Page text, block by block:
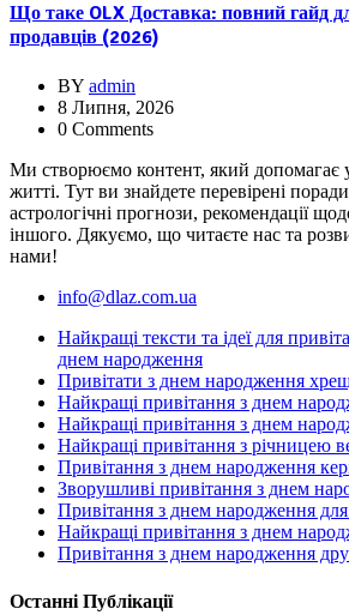
Що таке OLX Доставка: повний гайд
продавців (2026)
BY admin
8 Липня, 2026
0 Comments
Ми створюємо контент, який допомагає
житті. Тут ви знайдете перевірені
астрологічні прогнози, рекомендації
іншого. Дякуємо, що читаєте нас та
нами!
info@dlaz.com.ua
Найкращі тексти та ідеї для
днем народження
Привітати з днем народження
Найкращі привітання з днем
Найкращі привітання з днем
Найкращі привітання з річницею
Привітання з днем народження
Зворушливі привітання з днем
Привітання з днем народження для
Найкращі привітання з днем
Привітання з днем народження
Останні Публікації